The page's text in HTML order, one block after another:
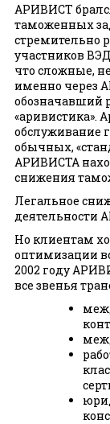
АРИВИСТ
таможенных
стремительно
участников
что сложные,
именно через
обозначавший
«аривистика».
обслуживание
обычных,
АРИВИСТА
снижения
Легальное
деятельности
Но клиентам
оптимизации
2002 году
все звенья